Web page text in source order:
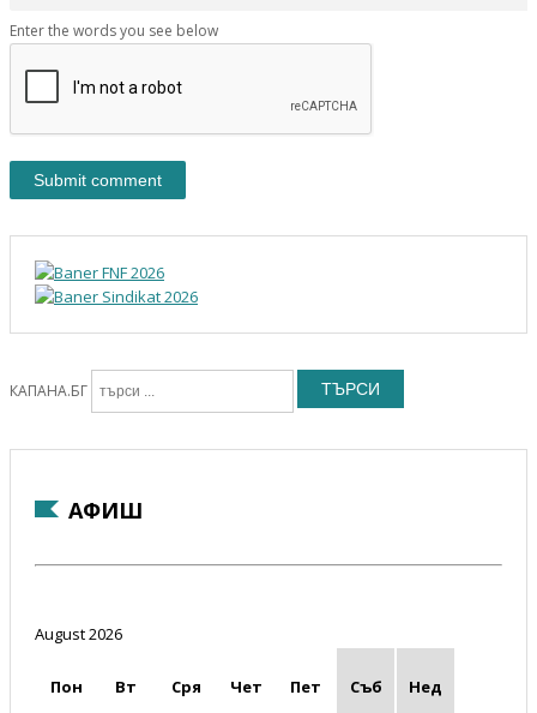
Enter the words you see below
КАПАНА.БГ ТЪРСИ
АФИШ
August 2026
Пон Вт Сря Чет Пет Съб
Нед